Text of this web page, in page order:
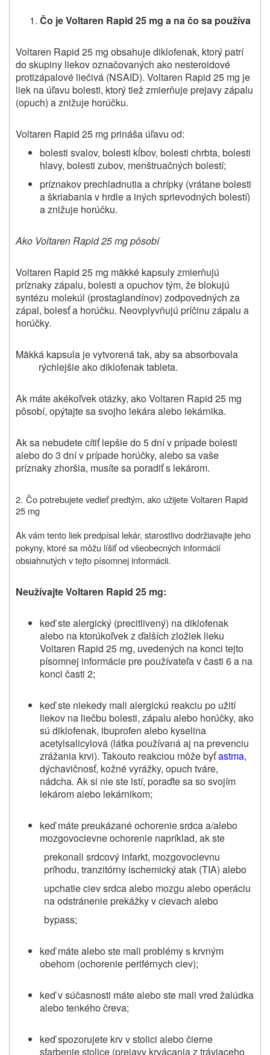
Čo jeVoltaren Rapid 25 mg a načo sa používa
Voltaren Rapid 25 mg obsahuje diklofenak, ktorý patrí
do skupiny liekov označovaných ako nesteroidové
protizápalové liečivá (NSAID). Voltaren Rapid 25 mg je
liek na úľavu bolesti, ktorý tiež zmierňuje prejavy zápalu
(opuch) a znižuje horúčku.
Voltaren Rapid 25 mg prináša úľavu od:
bolesti svalov, bolesti kĺbov, bolesti chrbta, bolesti
hlavy, bolesti zubov, menštruačných bolestí;
príznakov prechladnutia a chrípky (vrátane bolesti
a škriabania v hrdle a iných sprievodných bolestí)
a znižuje horúčku.
Ako Voltaren Rapid 25 mg pôsobí
Voltaren Rapid 25 mg mäkké kapsuly zmierňujú
príznaky zápalu, bolesti a opuchov tým, že blokujú
syntézu molekúl (prostaglandínov) zodpovedných za
zápal, bolesť a horúčku. Neovplyvňujú príčinu zápalu a
horúčky.
Mäkká kapsula je vytvorená tak, aby sa absorbovala
rýchlejšie ako diklofenak tableta.
Ak máte akékoľvek otázky, ako Voltaren Rapid 25 mg
pôsobí, opýtajte sa svojho lekára alebo lekárnika.
Ak sa nebudete cítiť lepšie do 5 dní v prípade bolesti
alebo do 3 dní v prípade horúčky, alebo sa vaše
príznaky zhoršia, musíte sa poradiť s lekárom.
2. Čo potrebujete vedieť predtým, ako užijete Voltaren Rapid
25 mg
Ak vám tento liek predpísal lekár, starostlivo dodržiavajte jeho
pokyny, ktoré sa môžu líšiť od všeobecných informácií
obsiahnutých v tejto písomnej informácii.
Neužívajte Voltaren Rapid 25 mg:
keď ste alergický (precitlivený) na diklofenak
alebo na ktorúkoľvek z ďalších zložiek lieku
Voltaren Rapid 25 mg, uvedených na konci tejto
písomnej informácie pre používateľa v časti 6 a na
konci časti 2;
keď ste niekedy mali alergickú reakciu po užití
liekov na liečbu bolesti, zápalu alebo horúčky, ako
sú diklofenak, ibuprofen alebo kyselina
acetylsalicylová (látka používaná aj na prevenciu
zrážania krvi). Takouto reakciou môže byťastma,
dýchavičnosť, kožné vyrážky, opuch tváre,
nádcha. Ak si nie ste istí, poraďte sa so svojím
lekárom alebo lekárnikom;
keď máte preukázané ochorenie srdca a/alebo
mozgovocievne ochorenie napríklad, ak ste
prekonali srdcový infarkt, mozgovocievnu
príhodu, tranzitórny ischemický atak (TIA) alebo
upchatie ciev srdca alebo mozgu alebo operáciu
na odstránenie prekážky v cievach alebo
bypass;
keď máte alebo ste mali problémy s krvným
obehom (ochorenie periférnych ciev);
keď v súčasnosti máte alebo ste mali vred žalúdka
alebo tenkého čreva;
keď spozorujete krv v stolici alebo čierne
sfarbenie stolice (prejavy krvácania z tráviaceho